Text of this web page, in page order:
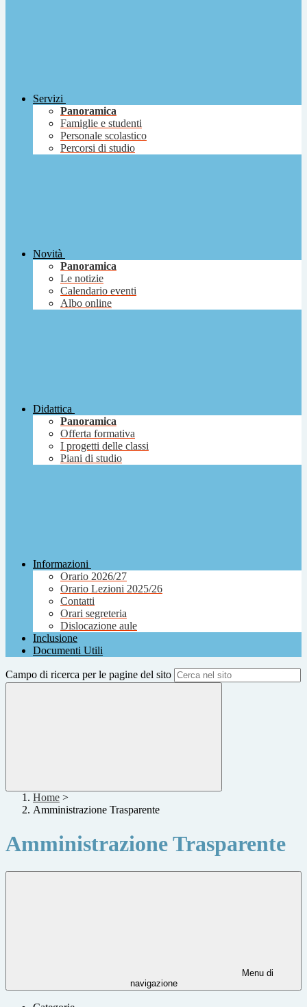
Servizi
Panoramica
Famiglie e studenti
Personale scolastico
Percorsi di studio
Novità
Panoramica
Le notizie
Calendario eventi
Albo online
Didattica
Panoramica
Offerta formativa
I progetti delle classi
Piani di studio
Informazioni
Orario 2026/27
Orario Lezioni 2025/26
Contatti
Orari segreteria
Dislocazione aule
Inclusione
Documenti Utili
Campo di ricerca per le pagine del sito
Home >
Amministrazione Trasparente
Amministrazione Trasparente
Menu di
navigazione